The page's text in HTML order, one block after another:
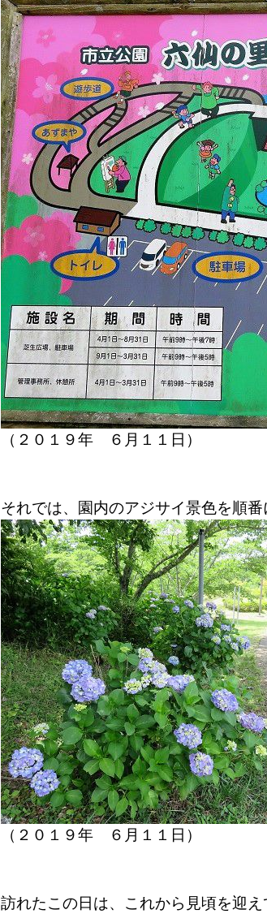
（２０１９年 ６月１１日）
それでは、園内のアジサイ景色を順番
（２０１９年 ６月１１日）
訪れたこの日は、これから見頃を迎